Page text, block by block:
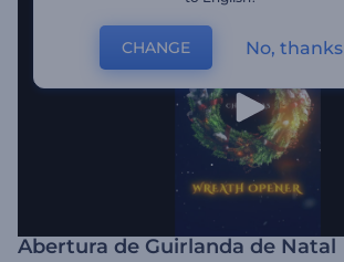
Abertura de Guirlanda de Natal
CHANGE No, thanks